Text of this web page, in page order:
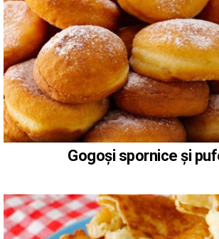
Gogoși spornice și